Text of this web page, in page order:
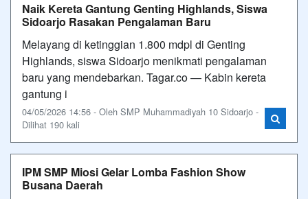
Naik Kereta Gantung Genting Highlands, Siswa
Sidoarjo Rasakan Pengalaman Baru
Melayang di ketinggian 1.800 mdpl di Genting
Highlands, siswa Sidoarjo menikmati pengalaman
baru yang mendebarkan. Tagar.co — Kabin kereta
gantung i
04/05/2026 14:56 - Oleh SMP Muhammadiyah 10 Sidoarjo -
Dilihat 190 kali
IPM SMP Miosi Gelar Lomba Fashion Show
Busana Daerah